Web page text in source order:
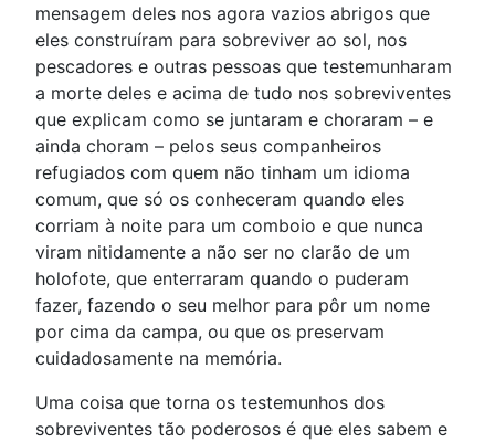
mensagem deles nos agora vazios abrigos que
eles construíram para sobreviver ao sol, nos
pescadores e outras pessoas que testemunharam
a morte deles e acima de tudo nos sobreviventes
que explicam como se juntaram e choraram – e
ainda choram – pelos seus companheiros
refugiados com quem não tinham um idioma
comum, que só os conheceram quando eles
corriam à noite para um comboio e que nunca
viram nitidamente a não ser no clarão de um
holofote, que enterraram quando o puderam
fazer, fazendo o seu melhor para pôr um nome
por cima da campa, ou que os preservam
cuidadosamente na memória.
Uma coisa que torna os testemunhos dos
sobreviventes tão poderosos é que eles sabem e